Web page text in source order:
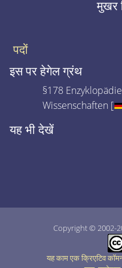
मुखर
पदों
इस पर हेगेल ग्रंथ
§178
Wissenschaften [
यह भी देखें
Copyright © 2002-
यह काम एक क्रिएटिव